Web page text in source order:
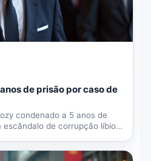
de prisão por caso de
condenado a 5 anos de
escândalo de corrupção líbio